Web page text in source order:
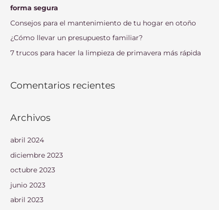
r
:
forma segura
Consejos para el mantenimiento de tu hogar en otoño
¿Cómo llevar un presupuesto familiar?
7 trucos para hacer la limpieza de primavera más rápida
Comentarios recientes
Archivos
abril 2024
diciembre 2023
octubre 2023
junio 2023
abril 2023